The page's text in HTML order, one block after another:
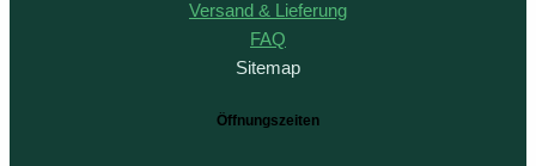
Versand & Lieferung
FAQ
Sitemap
Öffnungszeiten